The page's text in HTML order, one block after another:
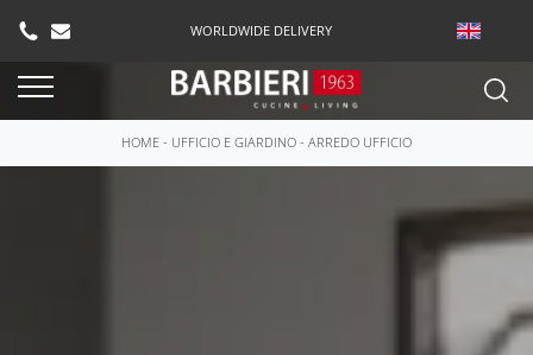
WORLDWIDE DELIVERY
HOME - UFFICIO E GIARDINO - ARREDO UFFICIO